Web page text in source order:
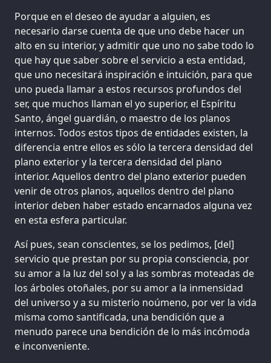
Porque en el deseo de ayudar a alguien, es
necesario darse cuenta de que uno debe hacer un
alto en su interior, y admitir que uno no sabe todo lo
que hay que saber sobre el servicio a esta entidad,
que uno necesitará inspiración e intuición, para que
uno pueda llamar a estos recursos profundos del
ser, que muchos llaman el yo superior, el Espíritu
Santo, ángel guardián, o maestro de los planos
internos. Todos estos tipos de entidades existen, la
diferencia entre ellos es sólo la tercera densidad del
plano exterior y la tercera densidad del plano
interior. Aquellos dentro del plano exterior pueden
venir de otros planos, aquellos dentro del plano
interior deben haber estado encarnados alguna vez
en esta esfera particular.
Así pues, sean conscientes, se los pedimos, [del]
servicio que prestan por su propia consciencia, por
su amor a la luz del sol y a las sombras moteadas de
los árboles otoñales, por su amor a la inmensidad
del universo y a su misterio noúmeno, por ver la vida
misma como santificada, una bendición que a
menudo parece una bendición de lo más incómoda
e inconveniente.